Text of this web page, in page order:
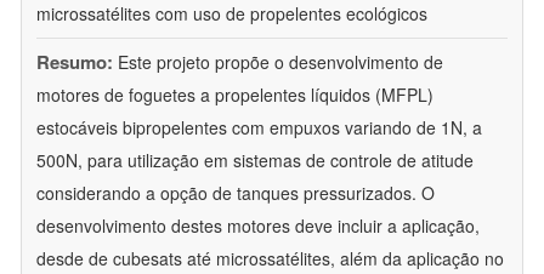
microssatélites com uso de propelentes ecológicos
Resumo: Este projeto propõe o desenvolvimento de
motores de foguetes a propelentes líquidos (MFPL)
estocáveis bipropelentes com empuxos variando de 1N, a
500N, para utilização em sistemas de controle de atitude
considerando a opção de tanques pressurizados. O
desenvolvimento destes motores deve incluir a aplicação,
desde de cubesats até microssatélites, além da aplicação no